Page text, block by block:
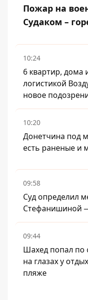
Пожар на
Судаком –
10:24
6 квартир, дома
логистикой
новое
10:20
Донетчина под
есть раненые и
09:58
Суд определил
Стефанишиной
09:44
Шахед попал по
на глазах у
пляже